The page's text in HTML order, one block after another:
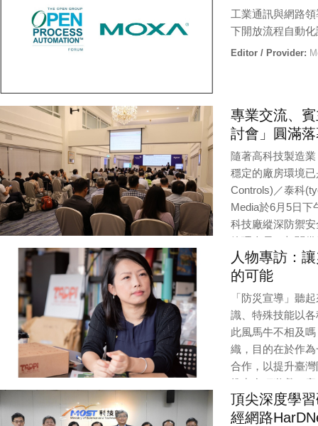
工業通訊與網路
下開放流程自動
Editor / Provider:
專業交流、
討會」圓滿
隨著高科技製造
穩定的廠房環境
Controls)／泰科
Media於6月5日下
科技廠縱深防禦
管理人員、相關
表示不虛此行！
Editor / Provider: 編輯部(V) |Updated: 6 / 6 / 2025
人物專訪：
的可能
「防災宣導」聽
識、特殊技能以
此風馬牛不相及
織，目的在於作
合作，以提升臺
推出多項遊戲、
Editor / Provider:編輯部 |Updated:8 / 15 / 2022
頂尖深度學
經網路